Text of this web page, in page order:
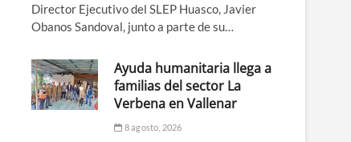
Director Ejecutivo del SLEP Huasco, Javier
Obanos Sandoval, junto a parte de su…
Ayuda humanitaria llega a
familias del sector La
Verbena en Vallenar
8 agosto, 2026